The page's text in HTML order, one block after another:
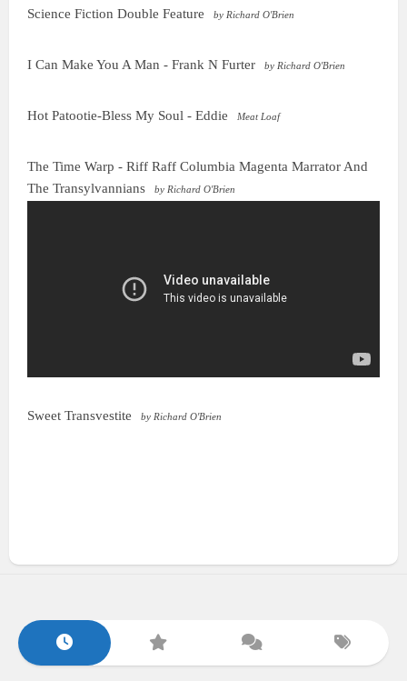
Science Fiction Double Feature by Richard O'Brien
I Can Make You A Man - Frank N Furter by Richard O'Brien
Hot Patootie-Bless My Soul - Eddie Meat Loaf
The Time Warp - Riff Raff Columbia Magenta Marrator And
The Transylvannians
by Richard O'Brien
Sweet Transvestite by Richard O'Brien